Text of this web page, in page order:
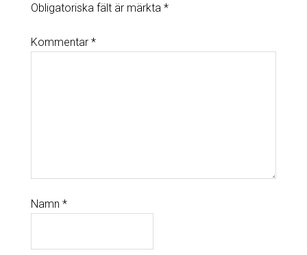
Obligatoriska fält är märkta *
Kommentar *
Namn *